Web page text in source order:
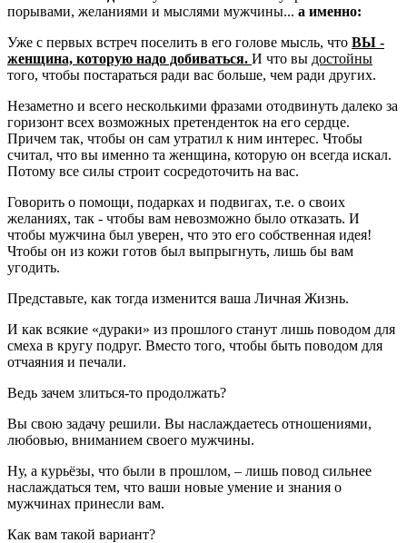
порывами, желаниями и мыслями мужчины... а именно:
Уже с первых встреч поселить в его голове мысль, что ВЫ -
женщина, которую надо добиваться. И что вы достойны
того, чтобы постараться ради вас больше, чем ради других.
Незаметно и всего несколькими фразами отодвинуть далеко за
горизонт всех возможных претенденток на его сердце.
Причем так, чтобы он сам утратил к ним интерес. Чтобы
считал, что вы именно та женщина, которую он всегда искал.
Потому все силы строит сосредоточить на вас.
Говорить о помощи, подарках и подвигах, т.е. о своих
желаниях, так - чтобы вам невозможно было отказать. И
чтобы мужчина был уверен, что это его собственная идея!
Чтобы он из кожи готов был выпрыгнуть, лишь бы вам
угодить.
Представьте, как тогда изменится ваша Личная Жизнь.
И как всякие «дураки» из прошлого станут лишь поводом для
смеха в кругу подруг. Вместо того, чтобы быть поводом для
отчаяния и печали.
Ведь зачем злиться-то продолжать?
Вы свою задачу решили. Вы наслаждаетесь отношениями,
любовью, вниманием своего мужчины.
Ну, а курьёзы, что были в прошлом, – лишь повод сильнее
наслаждаться тем, что ваши новые умение и знания о
мужчинах принесли вам.
Как вам такой вариант?